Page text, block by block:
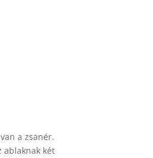
a zsanér.
ablaknak két